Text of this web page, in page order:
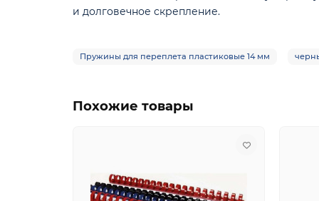
и долговечное скрепление.
Пружины для переплета пластиковые 14 мм
Похожие товары